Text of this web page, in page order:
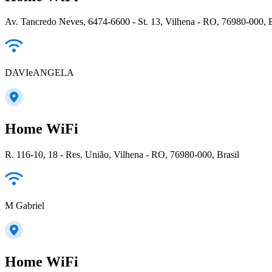
Av. Tancredo Neves, 6474-6600 - St. 13, Vilhena - RO, 76980-000,
DAVIeANGELA
Home WiFi
R. 116-10, 18 - Res. União, Vilhena - RO, 76980-000, Brasil
M Gabriel
Home WiFi